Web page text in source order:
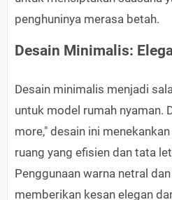
penghuninya merasa betah.
Desain Minimalis:
Desain minimalis menjadi
untuk model rumah nyaman.
more," desain ini
ruang yang efisien dan tata
Penggunaan warna netral
memberikan kesan elegan